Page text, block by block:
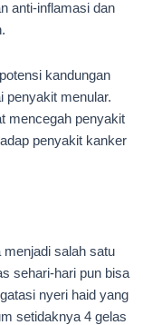
anti-inflamasi dan
kandungan
penyakit menular.
mencegah penyakit
penyakit kanker
menjadi salah satu
sehari-hari pun bisa
nyeri haid yang
setidaknya 4 gelas